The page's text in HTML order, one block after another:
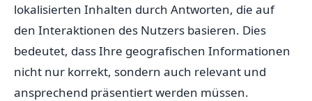
lokalisierten Inhalten durch Antworten, die auf
den Interaktionen des Nutzers basieren. Dies
bedeutet, dass Ihre geografischen Informationen
nicht nur korrekt, sondern auch relevant und
ansprechend präsentiert werden müssen.